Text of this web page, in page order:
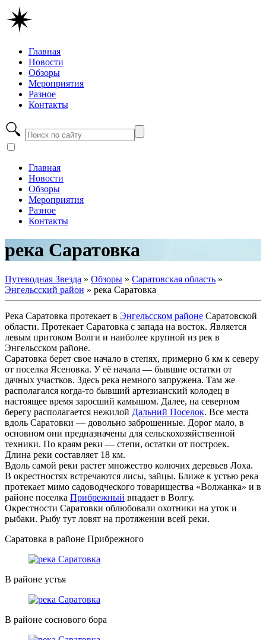
Главная
Новости
Обзоры
Мероприятия
Разное
Контакты
Главная
Новости
Обзоры
Мероприятия
Разное
Контакты
река Саратовка
Путеводная Звезда » Обзоры » Саратовская область »
Энгельсский район » река Саратовка
Река Саратовка протекает в Энгельсском районе Саратовской
области. Протекает Саратовка с запада на восток. Является
левым притоком Волги и наиболее крупной из рек в
Энгельсском районе.
Саратовка берет свое начало в степях, примерно 6 км к северу
от поселка Ясеновка. У её начала — бывшие остатки от
дачных участков. Здесь река немного запружена. Там же
располагался когда-то бывший артезианский колодец в
настоящее время заросший камышом. Далее, на северном
берегу располагается нежилой Дальний Поселок. Все места
вдоль Саратовки — довольно заброшенные. Дорог мало, в
основном они предназначены для сельскохозяйственной
техники. По краям реки — степи, остатки от построек.
Длина реки составляет 18 км.
Вдоль самой реки растет множество колючих деревьев Лоха.
В окрестностях встречаются лисы, зайцы. Ближе к устью река
протекает мимо садоводческого товарищества «Волжанка» и в
районе поселка Прибрежный впадает в Волгу.
Окрестности Саратовки облюбовали охотники на уток и
рыбаки. Рыбу тут ловят на протяжении всей реки.
Саратовка в районе Прибрежного
В районе устья
В районе соснового бора